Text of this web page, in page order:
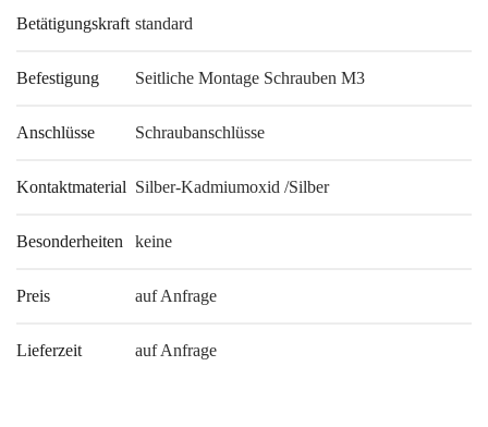
Betätigungskraft standard
Befestigung Seitliche Montage Schrauben M3
Anschlüsse Schraubanschlüsse
Kontaktmaterial Silber-Kadmiumoxid /Silber
Besonderheiten keine
Preis auf Anfrage
Lieferzeit auf Anfrage